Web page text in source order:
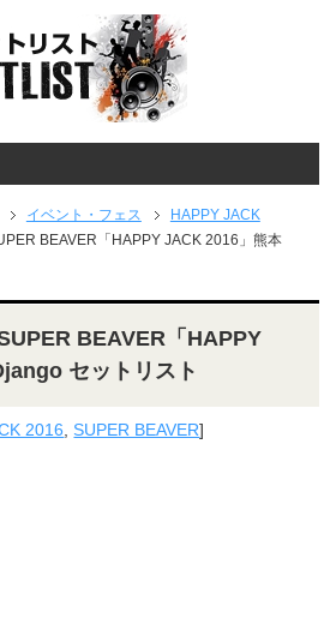
イベント・フェス
HAPPY JACK
BEAVER「HAPPY JACK 2016」熊本
BEAVER「HAPPY
セットリスト
2016,SUPER BEAVER]